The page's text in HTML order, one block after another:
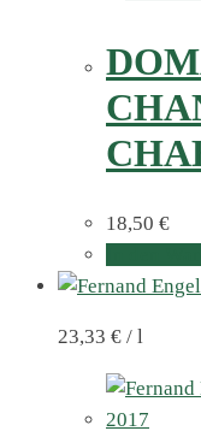
18,50 €
23,33 € / l